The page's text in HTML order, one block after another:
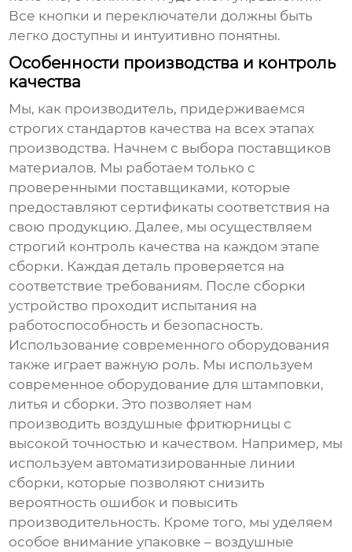
Все кнопки и переключатели должны быть
легко доступны и интуитивно понятны.
Особенности производства и контроль
качества
Мы, как производитель, придерживаемся
строгих стандартов качества на всех этапах
производства. Начнем с выбора поставщиков
материалов. Мы работаем только с
проверенными поставщиками, которые
предоставляют сертификаты соответствия на
свою продукцию. Далее, мы осуществляем
строгий контроль качества на каждом этапе
сборки. Каждая деталь проверяется на
соответствие требованиям. После сборки
устройство проходит испытания на
работоспособность и безопасность.
Использование современного оборудования
также играет важную роль. Мы используем
современное оборудование для штамповки,
литья и сборки. Это позволяет нам
производить воздушные фритюрницы с
высокой точностью и качеством. Например, мы
используем автоматизированные линии
сборки, которые позволяют снизить
вероятность ошибок и повысить
производительность. Кроме того, мы уделяем
особое внимание упаковке – воздушные